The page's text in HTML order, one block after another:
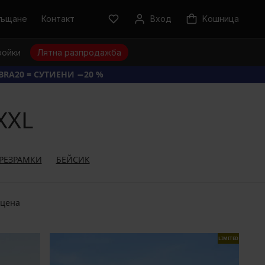
Контакт Вход Kошница
Лятна разпродажба
= СУТИЕНИ −20 %
БЕЙСИК
LIMITED